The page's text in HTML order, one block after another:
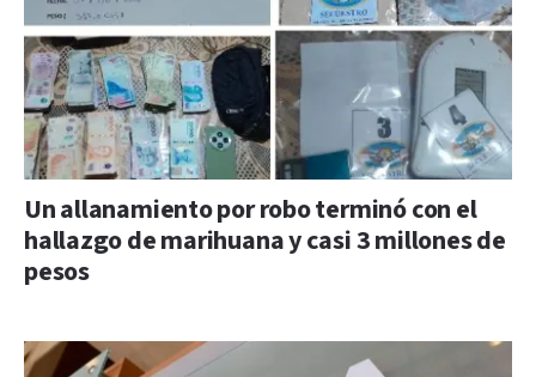
Un allanamiento por robo terminó con el
hallazgo de marihuana y casi 3 millones de
pesos